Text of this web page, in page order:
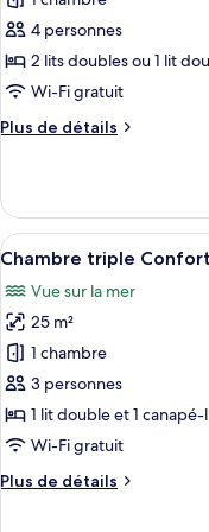
pour
ce
type
chambre :
Confort
4 personnes
2 lits doubles ou 1 lit
Wi-Fi gratuit
Plus de détails
Plus
Chambre
quadruple
Confort
Afficher
toutes
les
photos
pour
ce
type
de
chambre :
Chambre
3
Chambre triple
Vue sur la mer
25 m²
1 chambre
3 personnes
1 lit double et 1
Wi-Fi gratuit
Plus de détails
Plus